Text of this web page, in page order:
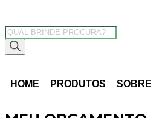
Pesquisar
produtos
HOME PRODUTOS SOBRE